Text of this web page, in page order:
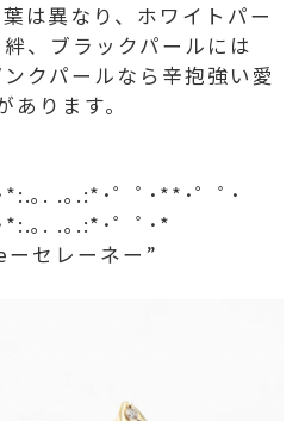
は異なり、ホワイトパー
、ブラックパールには
クパールなら辛抱強い愛
あります。
｡. .｡.:*･゜ﾟ･**･゜ﾟ･
｡. .｡.:*･゜ﾟ･*
セレーネー”